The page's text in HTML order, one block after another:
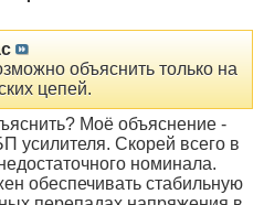
объяснить только на
цепей.
Моё объяснение -
усилителя. Скорей всего в
номинала.
обеспечивать стабильную